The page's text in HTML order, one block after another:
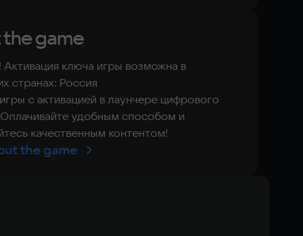
game
Активация ключа игры возможна в
странах: Россия
с активацией в лаунчере цифрового
Оплачивайте удобным способом и
качественным контентом!
the game